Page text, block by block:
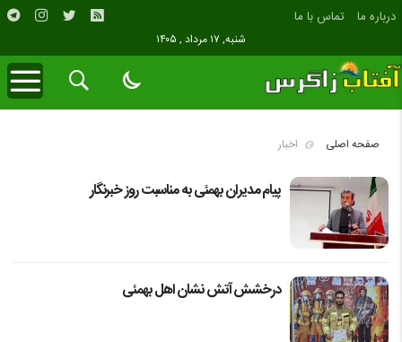
درباره ما تماس با ما
شنبه, ۱۷ مرداد , ۱۴۰۵
صفحه اصلی اخبار
پیام مدیران بهمئی به مناسبت روز خبرنگار
درخشش آتش نشان اهل بهمئی